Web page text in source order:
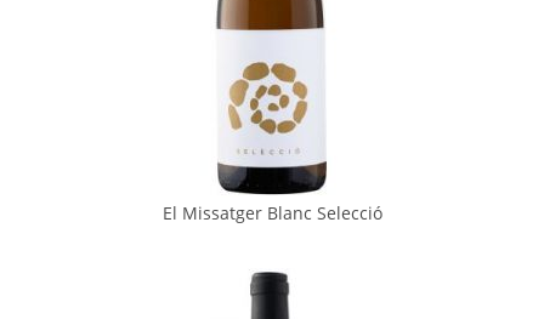
El Missatger Blanc Selecció